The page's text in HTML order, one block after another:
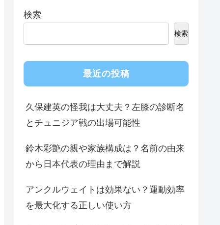
検索
検索
最近の投稿
久保建英の怪我は大丈夫？左膝の診断名
とチュニジア戦の出場可能性
鈴木彩艶の親や家族構成は？名前の由来
から日本代表の理由まで解説
アンクルウェイトは効果ない？運動効率
を最大化する正しい使い方